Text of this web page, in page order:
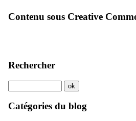
Contenu sous Creative
Rechercher
Catégories du blog